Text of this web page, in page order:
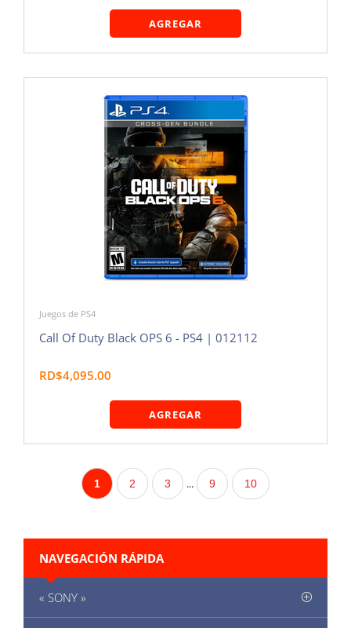
AGREGAR
Juegos de PS4
Call Of Duty Black OPS 6 - PS4 | 012112
RD$4,095.00
AGREGAR
1 2 3 ... 9 10
NAVEGACIÓN RÁPIDA
« SONY »